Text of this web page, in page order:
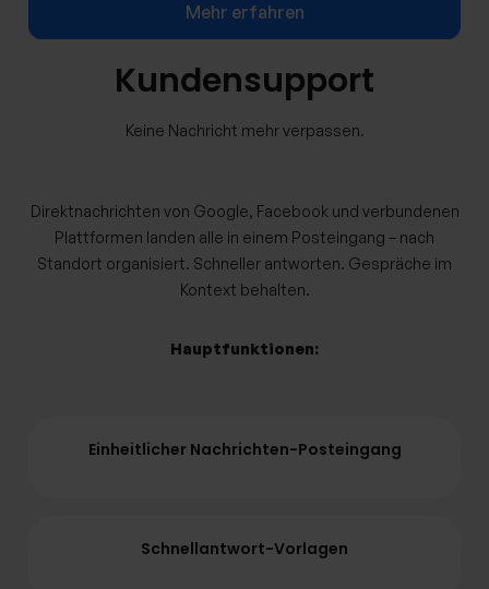
Mehr erfahren
Kundensupport
Keine Nachricht mehr verpassen.
Direktnachrichten von Google, Facebook und verbundenen
Plattformen landen alle in einem Posteingang – nach
Standort organisiert. Schneller antworten. Gespräche im
Kontext behalten.
Hauptfunktionen:
Einheitlicher Nachrichten-Posteingang
Schnellantwort-Vorlagen